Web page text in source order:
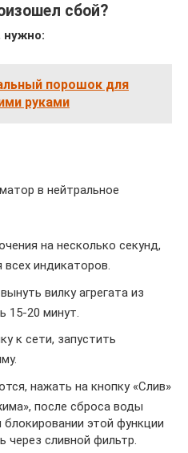
сбой?
нужно:
порошок для
руками
в нейтральное
на несколько секунд,
индикаторов.
вилку агрегата из
15-20 минут.
к сети, запустить
нажать на кнопку «Слив»
после сброса воды
этой функции
через сливной фильтр.